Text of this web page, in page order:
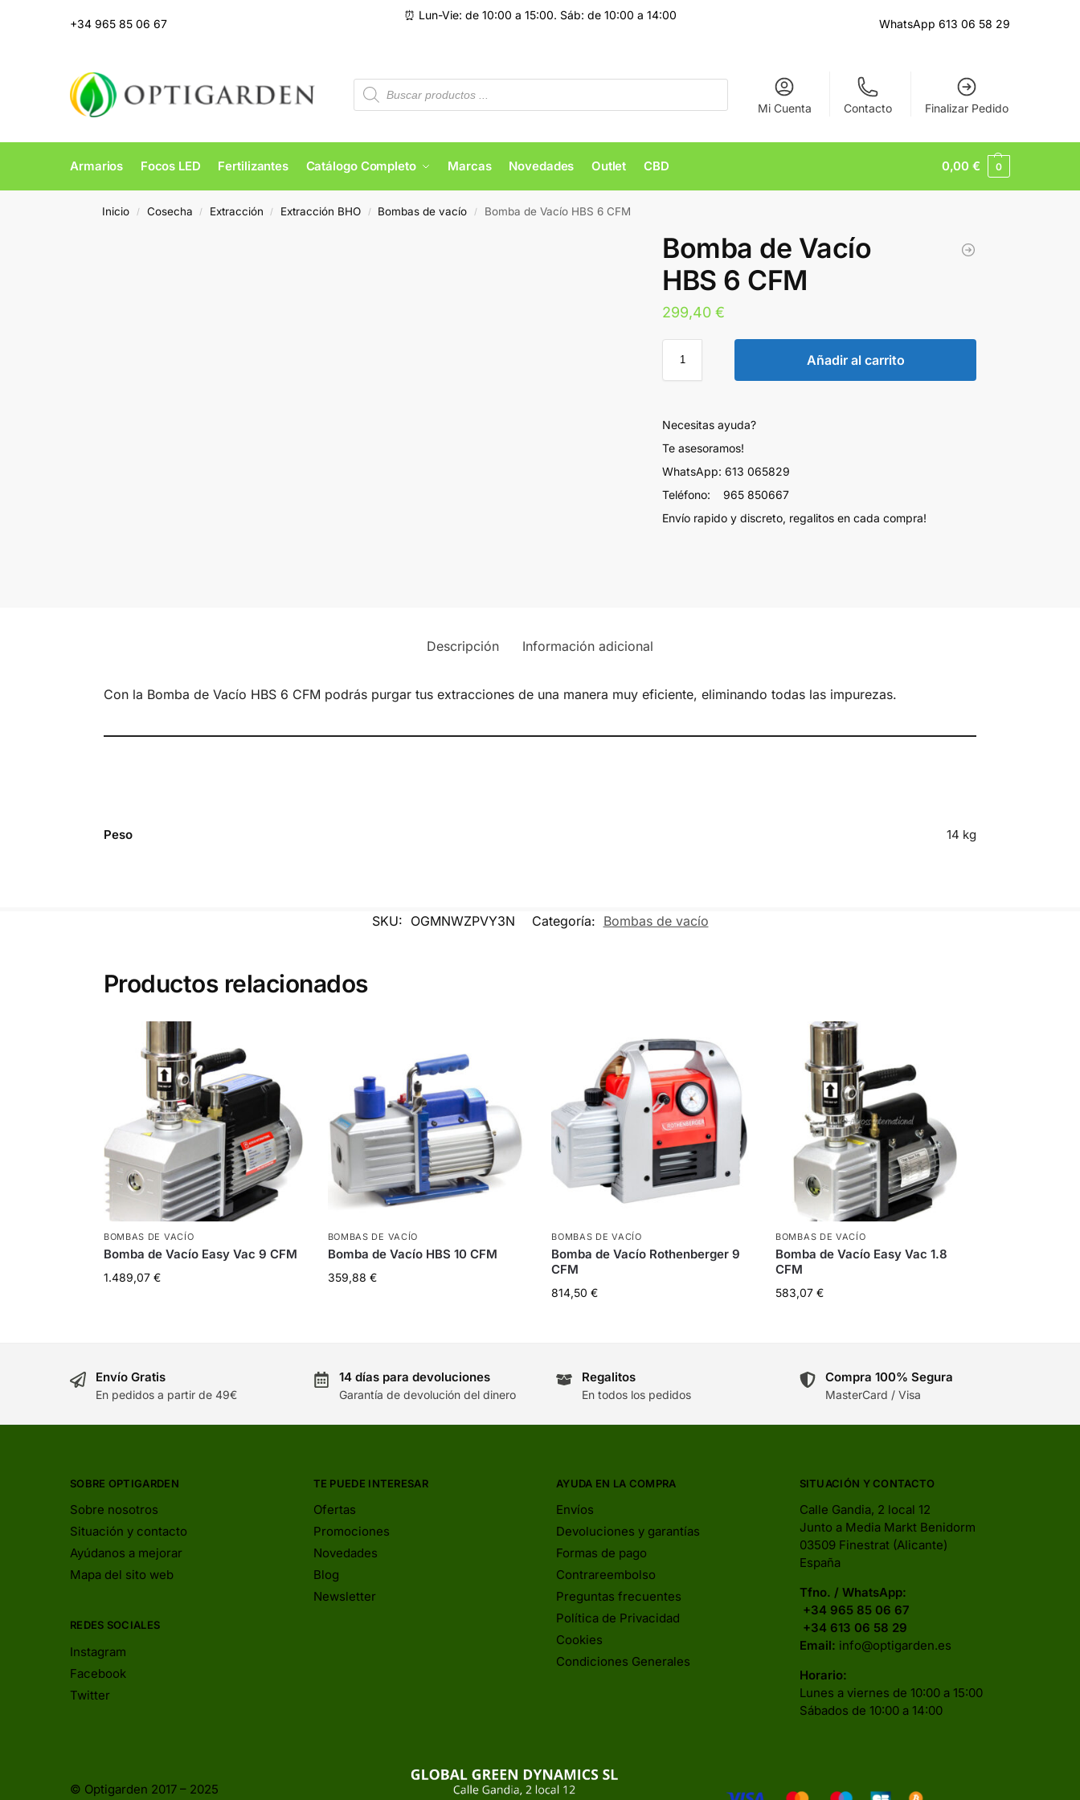
+34 965 85 06 67
⏰ Lun-Vie: de 10:00 a 15:00. Sáb: de 10:00 a 14:00
WhatsApp 613 06 58 29
Mi Cuenta Contacto Finalizar Pedido
Armarios Focos LED Fertilizantes Catálogo Completo Marcas Novedades Outlet CBD 0,00€ 0
Inicio / Cosecha / Extracción / Extracción BHO / Bombas de vacío / Bomba de Vacío HBS 6 CFM
Bomba de Vacío
HBS 6 CFM
299,40€
Añadir al carrito
Necesitas ayuda?
Te asesoramos!
WhatsApp: 613 065829
Teléfono: 965 850667
Envío rapido y discreto, regalitos en cada compra!
Descripción Información adicional
Con la Bomba de Vacío HBS 6 CFM podrás purgar tus extracciones de una manera muy eficiente, eliminando todas las impurezas.
Peso 14 kg
SKU: OGMNWZPVY3N Categoría: Bombas de vacío
Productos relacionados
BOMBAS DE VACÍO
Bomba de Vacío Easy Vac 9 CFM
1.489,07 €
BOMBAS DE VACÍO
Bomba de Vacío HBS 10 CFM
359,88 €
BOMBAS DE VACÍO
Bomba de Vacío Rothenberger 9
CFM
814,50€
BOMBAS DE VACÍO
Bomba de Vacío Easy Vac 1.8
CFM
583,07€
Envío Gratis
En pedidos a partir de 49€
14 días para devoluciones
Garantía de devolución del dinero
Regalitos
En todos los pedidos
Compra 100% Segura
MasterCard / Visa
SOBRE OPTIGARDEN
Sobre nosotros
Situación y contacto
Ayúdanos a mejorar
Mapa del sito web
REDES SOCIALES
Instagram
Facebook
Twitter
TE PUEDE INTERESAR
Ofertas
Promociones
Novedades
Blog
Newsletter
AYUDA EN LA COMPRA
Envíos
Devoluciones y garantías
Formas de pago
Contrareembolso
Preguntas frecuentes
Política de Privacidad
Cookies
Condiciones Generales
SITUACIÓN Y CONTACTO
Calle Gandia, 2 local 12
Junto a Media Markt Benidorm
03509 Finestrat (Alicante)
España
Tfno. / WhatsApp:
+34 965 85 06 67
+34 613 06 58 29
Email: info@optigarden.es
Horario:
Lunes a viernes de 10:00 a 15:00
Sábados de 10:00 a 14:00
© Optigarden 2017 – 2025